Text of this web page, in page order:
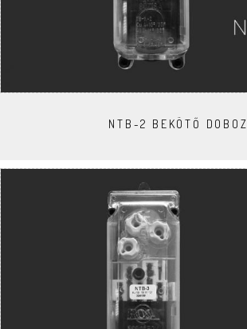
NTB-2 BEKÖTŐ DOBOZ